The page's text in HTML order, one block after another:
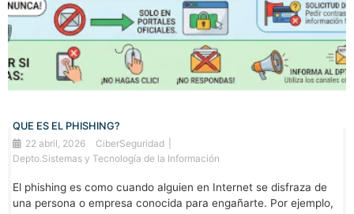
QUE ES EL PHISHING?
22 abril, 2026
CiberSeguridad
Depto.Sistemas y Tecnología de la Información
El phishing es como cuando alguien en Internet se disfraza de
una persona o empresa conocida para engañarte. Por ejemplo,